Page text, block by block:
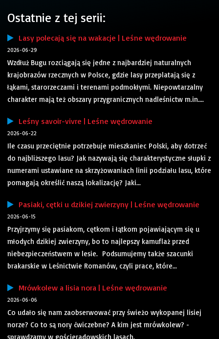
Ostatnie z tej serii:
Lasy polecają się na wakacje | Leśne wędrowanie
2026-06-29
Wzdłuż Bugu rozciągają się jedne z najbardziej naturalnych
krajobrazów rzecznych w Polsce, gdzie lasy przeplatają się z
łąkami, starorzeczami i terenami podmokłymi. Niepowtarzalny
charakter mają też obszary przygranicznych nadleśnictw m.in....
Leśny savoir-vivre | Leśne wędrowanie
2026-06-22
Ile czasu przeciętnie potrzebuje mieszkaniec Polski, aby dotrzeć
do najbliższego lasu? Jak nazywają się charakterystyczne słupki z
numerami ustawiane na skrzyżowaniach linii podziału lasu, które
pomagają określić naszą lokalizację? Jaki...
Pasiaki, cętki u dzikiej zwierzyny | Leśne wędrowanie
2026-06-15
Przyjrzymy się pasiakom, cętkom i łątkom pojawiającym się u
młodych dzikiej zwierzyny, bo to najlepszy kamuflaż przed
niebezpieczeństwem w lesie. Podsumujemy także szacunki
brakarskie w Leśnictwie Romanów, czyli prace, które...
Mrówkolew a lisia nora | Leśne wędrowanie
2026-06-06
Co udało się nam zaobserwować przy świeżo wykopanej lisiej
norze? Co to są nory ćwiczebne? A kim jest mrówkolew? -
sprawdzamy w gościeradowskich lasach.